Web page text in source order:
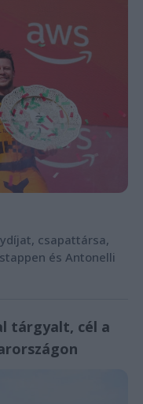
csapattársa,
és Antonelli
tárgyalt, cél a